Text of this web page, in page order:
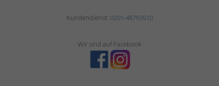
Kundendienst: 0201-48793510
Wir sind auf Facebook